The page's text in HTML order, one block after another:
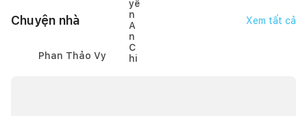
Chuyện nhà Xem tất cả
Phan Thảo Vy